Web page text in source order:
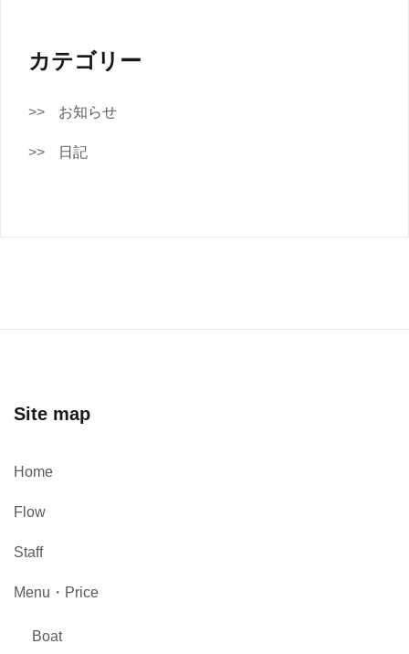
カテゴリー
お知らせ
日記
Site map
Home
Flow
Staff
Menu・Price
Boat